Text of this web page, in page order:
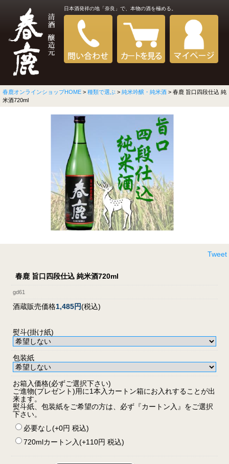
日本酒発祥の地「奈良」で、本物の酒を極める。
春鹿オンラインショップHOME > 種類で選ぶ > 純米吟醸・純米酒 > 春鹿 旨口四段仕込 純
米酒720ml
Tweet
春鹿 旨口四段仕込 純米酒720ml
gd61
酒蔵販売価格1,485円(税込)
熨斗(掛け紙)
包装紙
お箱入価格(必ずご選択下さい)
ご進物(プレゼント)用に1本入カートン箱にお入れすることが出
来ます。
熨斗紙、包装紙をご希望の方は、必ず『カートン入』をご選択
下さい。
必要なし(+0円 税込)
720mlカートン入(+110円 税込)